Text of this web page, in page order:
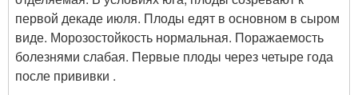
первой декаде июля. Плоды едят в основном в сыром
виде. Морозостойкость нормальная. Поражаемость
болезнями слабая. Первые плоды через четыре года
после прививки .